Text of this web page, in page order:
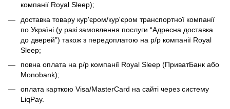
компанії Royal Sleep);
доставка товару кур'єром/кур'єром транспортної компанії
по Україні (у разі замовлення послуги “Адресна доставка
до дверей”) також з передоплатою на р/р компанії Royal
Sleep;
повна оплата на р/р компанії Royal Sleep (ПриватБанк або
Monobank);
оплата карткою Visa/MasterCard на сайті через систему
LiqPay.